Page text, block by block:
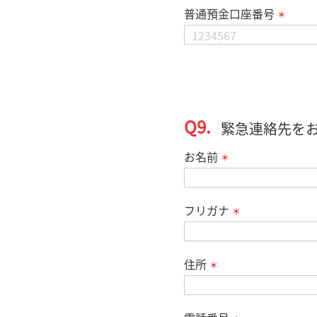
普通預金口座番号 ＊
Q9. 緊急連絡先を
お名前 ＊
フリガナ ＊
住所 ＊